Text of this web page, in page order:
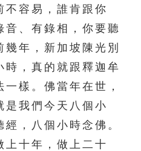
不容易，誰肯跟你
音、有錄相，你要聽
年，新加坡陳光別
時，真的就跟釋迦牟
樣。佛當年在世，
是我們今天八個小
，八個小時念佛。
上十年，做上二十